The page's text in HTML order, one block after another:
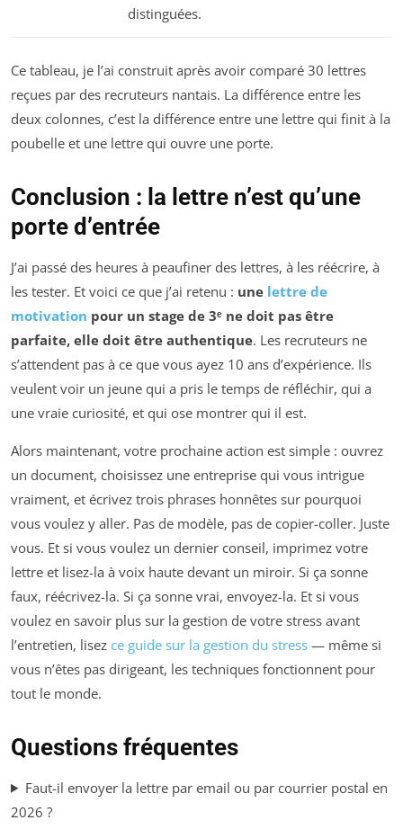
distinguées.
Ce tableau, je l’ai construit après avoir comparé 30 lettres
reçues par des recruteurs nantais. La différence entre les
deux colonnes, c’est la différence entre une lettre qui finit à la
poubelle et une lettre qui ouvre une porte.
Conclusion : la lettre n’est qu’une
porte d’entrée
J’ai passé des heures à peaufiner des lettres, à les réécrire, à
les tester. Et voici ce que j’ai retenu : une lettre de
motivation pour un stage de 3ᵉ ne doit pas être
parfaite, elle doit être authentique. Les recruteurs ne
s’attendent pas à ce que vous ayez 10 ans d’expérience. Ils
veulent voir un jeune qui a pris le temps de réfléchir, qui a
une vraie curiosité, et qui ose montrer qui il est.
Alors maintenant, votre prochaine action est simple : ouvrez
un document, choisissez une entreprise qui vous intrigue
vraiment, et écrivez trois phrases honnêtes sur pourquoi
vous voulez y aller. Pas de modèle, pas de copier-coller. Juste
vous. Et si vous voulez un dernier conseil, imprimez votre
lettre et lisez-la à voix haute devant un miroir. Si ça sonne
faux, réécrivez-la. Si ça sonne vrai, envoyez-la. Et si vous
voulez en savoir plus sur la gestion de votre stress avant
l’entretien, lisez ce guide sur la gestion du stress — même si
vous n’êtes pas dirigeant, les techniques fonctionnent pour
tout le monde.
Questions fréquentes
Faut-il envoyer la lettre par email ou par courrier postal en
2026 ?